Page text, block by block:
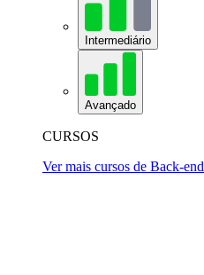
Intermediário
Avançado
CURSOS
Ver mais cursos de Back-end